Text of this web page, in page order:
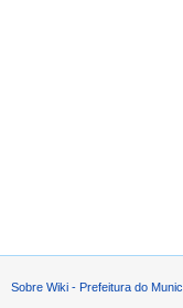
Sobre Wiki - Prefeitura do